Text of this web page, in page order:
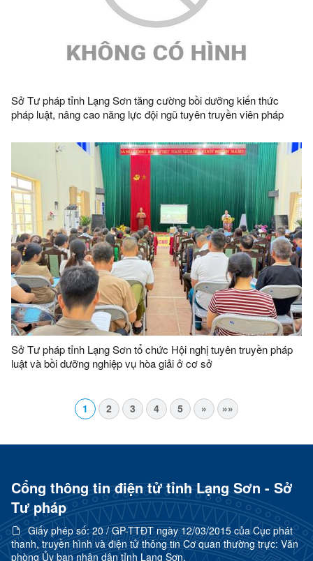
Sở Tư pháp tỉnh Lạng Sơn tăng cường bồi dưỡng kiến thức
pháp luật, nâng cao năng lực đội ngũ tuyên truyền viên pháp
Sở Tư pháp tỉnh Lạng Sơn tổ chức Hội nghị tuyên truyền pháp
luật và bồi dưỡng nghiệp vụ hòa giải ở cơ sở
1 2 3 4 5 » »»
Cổng thông tin điện tử tỉnh Lạng Sơn - Sở
Tư pháp
Giấy phép số:20 / GP-TTĐT ngày 12/03/2015 của Cục phát
thanh, truyền hình và điện tử thông tin Cơ quan thường trực: Văn
phòng Ủy ban nhân dân tỉnh Lạng Sơn.